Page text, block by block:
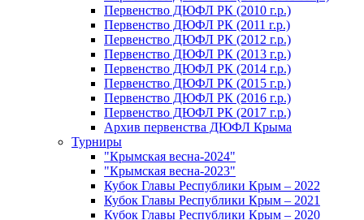
Первенство ДЮФЛ РК (2010 г.р.)
Первенство ДЮФЛ РК (2011 г.р.)
Первенство ДЮФЛ РК (2012 г.р.)
Первенство ДЮФЛ РК (2013 г.р.)
Первенство ДЮФЛ РК (2014 г.р.)
Первенство ДЮФЛ РК (2015 г.р.)
Первенство ДЮФЛ РК (2016 г.р.)
Первенство ДЮФЛ РК (2017 г.р.)
Архив первенства ДЮФЛ Крыма
Турниры
"Крымская весна-2024"
"Крымская весна-2023"
Кубок Главы Республики Крым – 2022
Кубок Главы Республики Крым – 2021
Кубок Главы Республики Крым – 2020